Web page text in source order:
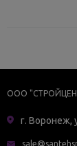
ООО
г. Воронеж,